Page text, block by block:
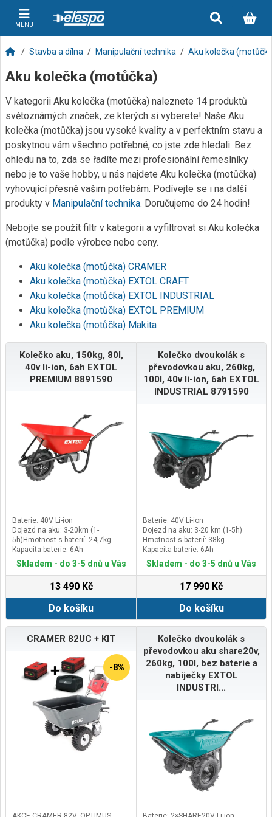
MENU
Stavba a dílna Manipulační technika Aku kolečka
Aku kolečka (motůčka)
V kategorii Aku kolečka (motůčka) naleznete 14 produktů
světoznámých značek, ze kterých si vyberete! Naše Aku
kolečka (motůčka) jsou vysoké kvality a v perfektním stavu a
poskytnou vám všechno potřebné, co jste zde hledali. Bez
ohledu na to, zda se řadíte mezi profesionální řemeslníky
nebo je to vaše hobby, u nás najdete Aku kolečka (motůčka)
vyhovující přesně vašim potřebám. Podívejte se i na další
produkty v Manipulační technika. Doručujeme do 24 hodin!
Nebojte se použít filtr v kategorii a vyfiltrovat si Aku kolečka
(motůčka) podle výrobce nebo ceny.
Aku kolečka (motůčka) CRAMER
Aku kolečka (motůčka) EXTOL CRAFT
Aku kolečka (motůčka) EXTOL INDUSTRIAL
Aku kolečka (motůčka) EXTOL PREMIUM
Aku kolečka (motůčka) Makita
Kolečko aku, 150kg, 80l,
40v li-ion, 6ah EXTOL
PREMIUM 8891590
Baterie: 40V Li-ion
Dojezd na aku: 3-20km (1-
5h)Hmotnost s baterií: 24,7kg
Kapacita baterie: 6Ah
Krytí: IP64
Skladem - do 3-5 dnů u Vás
13 490 Kč
Do košíku
Kolečko dvoukolák s
převodovkou aku, 260kg,
100l, 40v li-ion, 6ah EXTOL
INDUSTRIAL 8791590
Baterie: 40V Li-ion
Dojezd na aku: 3-20 km (1-5h)
Hmotnost s baterií: 38kg
Kapacita baterie: 6Ah
Skladem - do 3-5 dnů u Vás
17 990 Kč
Do košíku
CRAMER 82UC + KIT
-8%
Kolečko dvoukolák s
převodovkou aku share20v,
260kg, 100l, bez baterie a
nabíječky EXTOL
INDUSTRI...